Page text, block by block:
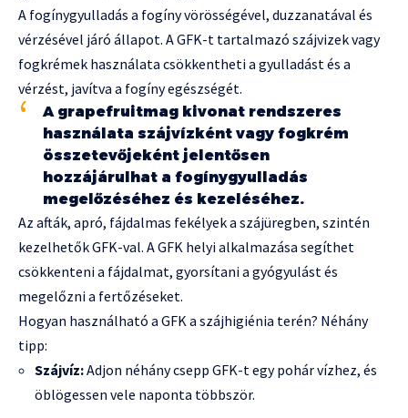
A fogínygyulladás a fogíny vörösségével, duzzanatával és
vérzésével járó állapot. A GFK-t tartalmazó szájvizek vagy
fogkrémek használata csökkentheti a gyulladást és a
vérzést, javítva a fogíny egészségét.
A grapefruitmag kivonat rendszeres
használata szájvízként vagy fogkrém
összetevőjeként jelentősen
hozzájárulhat a fogínygyulladás
megelőzéséhez és kezeléséhez.
Az afták, apró, fájdalmas fekélyek a szájüregben, szintén
kezelhetők GFK-val. A GFK helyi alkalmazása segíthet
csökkenteni a fájdalmat, gyorsítani a gyógyulást és
megelőzni a fertőzéseket.
Hogyan használható a GFK a szájhigiénia terén? Néhány
tipp:
Szájvíz:Adjon néhány csepp GFK-t egy pohár vízhez, és
öblögessen vele naponta többször.